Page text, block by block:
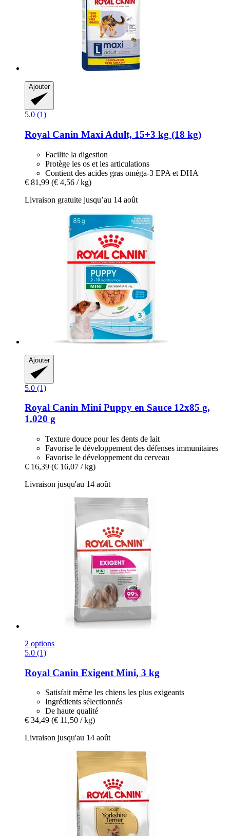
Ajouter
5.0 (1)
Royal Canin Maxi Adult, 15+3 kg (18 kg)
Facilite la digestion
Protège les os et les articulations
Contient des acides gras oméga-3 EPA et DHA
€ 81,99 (€ 4,56 / kg)
Livraison gratuite jusqu’au 14 août
Ajouter
5.0 (1)
Royal Canin Mini Puppy en Sauce 12x85 g,
1.020 g
Texture douce pour les dents de lait
Favorise le développement des défenses immunitaires
Favorise le développement du cerveau
€ 16,39 (€ 16,07 / kg)
Livraison jusqu'au 14 août
2 options
5.0 (1)
Royal Canin Exigent Mini, 3 kg
Satisfait même les chiens les plus exigeants
Ingrédients sélectionnés
De haute qualité
€ 34,49 (€ 11,50 / kg)
Livraison jusqu'au 14 août